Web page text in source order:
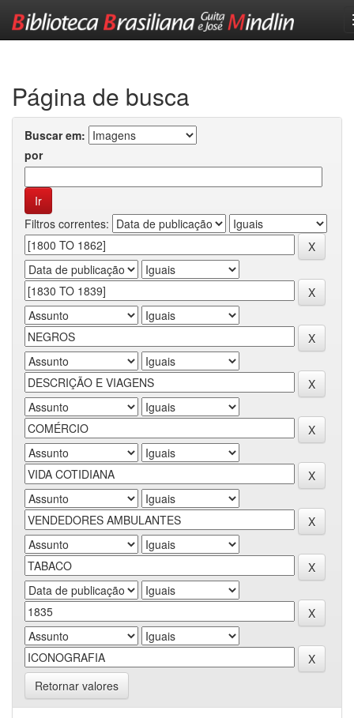
Página de busca
Buscar em:
por
Filtros correntes:
Retornar valores